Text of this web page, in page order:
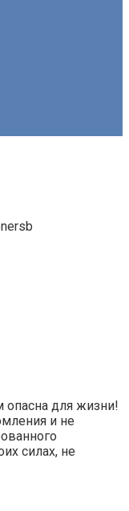
опасна для жизни!
и не
силах, не